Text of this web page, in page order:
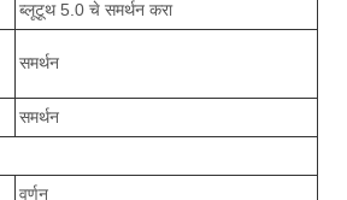
ब्लूटूथ 5.0 चे समर्थन करा
समर्थन
समर्थन
वर्णन